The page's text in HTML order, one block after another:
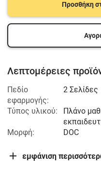
Προσθήκη
Λεπτομέρειες
Πεδίο
εφαρμογής:
2 Σελίδες
Τύπος υλικού:
Πλάνο
Μορφή:
DOC
εμφάνιση